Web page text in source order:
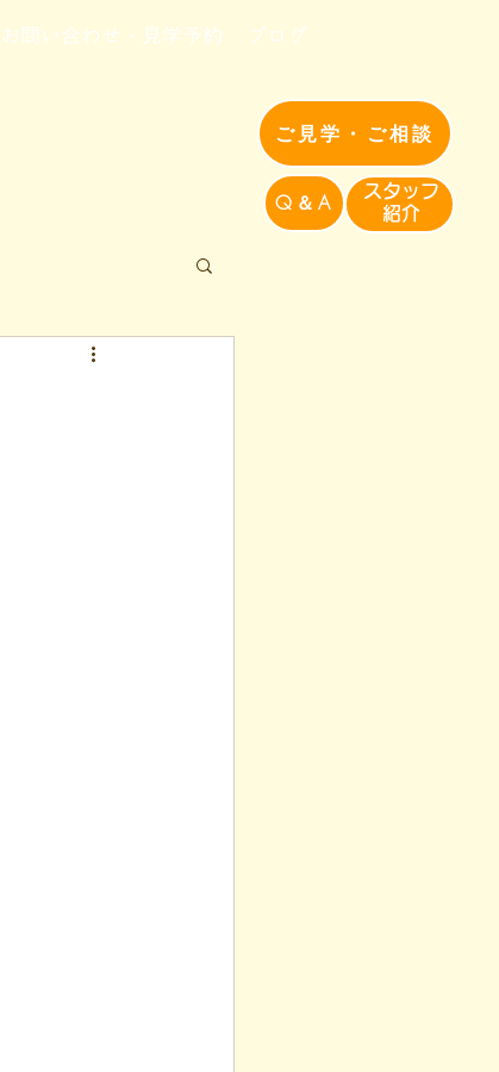
ご見学・ご相談
Q＆A
​スタッフ
紹介​
お問い合わせ・見学予約 ブログ